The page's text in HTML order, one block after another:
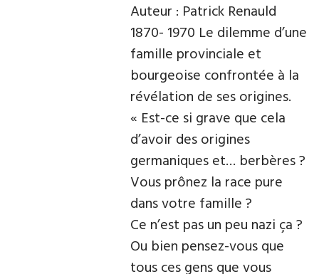
Auteur : Patrick Renauld
1870- 1970 Le dilemme d’une
famille provinciale et
bourgeoise confrontée à la
révélation de ses origines.
« Est-ce si grave que cela
d’avoir des origines
germaniques et… berbères ?
Vous prônez la race pure
dans votre famille ?
Ce n’est pas un peu nazi ça ?
Ou bien pensez-vous que
tous ces gens que vous